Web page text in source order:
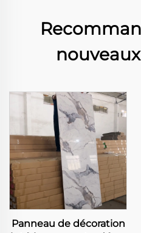
Panneau de décoration